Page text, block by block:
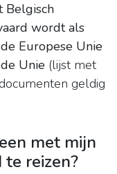
Belgisch
wordt als
Europese Unie
Unie (lijst met
geldig
met mijn
reizen?